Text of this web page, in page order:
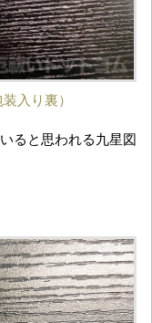
入り裏）
ると思われる九星図